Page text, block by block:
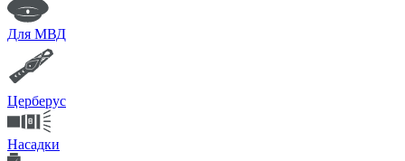
Для МВД
Церберус
Насадки